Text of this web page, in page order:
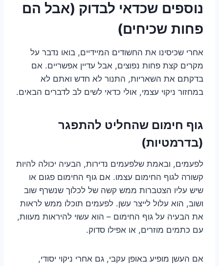
נוספים שכדאי לבדוק (אבל הם
פחות שכיחים)
אחרי שכיסינו את החשודים המיידיים, בואו נדבר על
מקרים קצת פחות נפוצים, אבל עדיין אפשריים. אם
בדקתם את השאריות, התנור לא חדש ואתם לא
במחזור ניקוי עצמי, אולי כדאי לשים לב לדברים הבאים.
גוף חימום שהחליט להתפגר
(בדרמטיות)
לפעמים, ובאמת שלפעמים נדירות, הבעיה יכולה להיות
קשורה לגוף החימום עצמו. אם גוף החימום פגום או
שיש עליו הצטברות ממש קשה של לכלוך שנשרף שוב
ושוב, הוא עלול לייצר עשן. לפעמים תוכלו ממש לראות
את הבעיה על גוף החימום – הוא עשוי להיראות מעוות,
עם כתמים מוזרים, או אפילו סדוק.
אם העשן מופיע באופן עקבי, גם אחרי ניקוי יסודי,